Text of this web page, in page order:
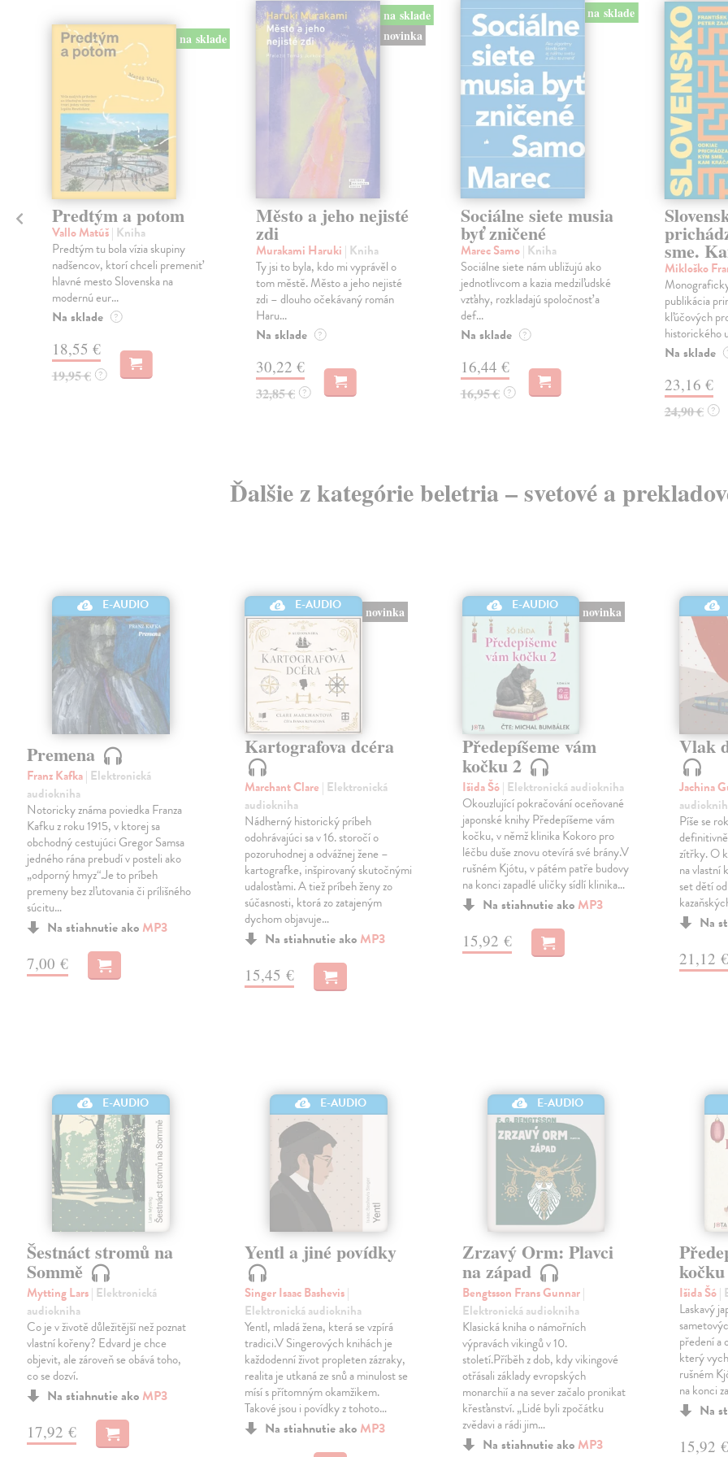
na sklade
Predtým a potom
Vallo Matúš| Kniha
Predtým tu bola vízia skupiny
nadšencov, ktorí chceli premeniť
hlavné mesto Slovenska na
modernú eur...
Na sklade ?
18,55 €
19,95 € ?
na sklade
novinka
Město a jeho nejisté
zdi
Murakami Haruki | Kniha
Ty jsi to byla, kdo mi vyprávěl o
tom městě. Město a jeho nejisté
zdi – dlouho očekávaný román
Haru...
Na sklade ?
30,22 €
32,85 € ?
na sklade
Sociálne siete musia
byť zničené
Marec Samo| Kniha
Sociálne siete nám ubližujú ako
jednotlivcom a kazia medziľudské
vzťahy, rozkladajú spoločnosť a
def...
Na sklade ?
16,44 €
16,95 € ?
sme.
Mikloško
publikácia
kľúčových
historického
Na sklade
23,16 €
24,90 € ?
Ďalšie z kategórie beletria – svetové a
E-AUDIO
Premena
Franz Kafka| Elektronická
audiokniha
Notoricky známa poviedka Franza
Kafku z roku 1915, v ktorej sa
obchodný cestujúci Gregor Samsa
jedného rána prebudí v posteli ako
„odporný hmyz“.Je to príbeh
premeny bez zľutovania či prílišného
súcitu…
Na stiahnutie ako MP3
7,00 €
E-AUDIO novinka
Kartografova dcéra
Marchant Clare | Elektronická
audiokniha
Nádherný historický príbeh
odohrávajúci sa v 16. storočí o
pozoruhodnej a odvážnej žene –
kartografke, inšpirovaný skutočnými
udalosťami. A tiež príbeh ženy zo
súčasnosti, ktorá zo zatajeným
dychom objavuje…
Na stiahnutie ako MP3
15,45 €
E-AUDIO novinka
Předepíšeme vám
kočku 2
Išida Šó| Elektronická audiokniha
Okouzlující pokračování oceňované
japonské knihy Předepíšeme vám
kočku, v němž klinika Kokoro pro
léčbu duše znovu otevírá své brány.V
rušném Kjótu, v pátém patře budovy
na konci zapadlé uličky sídlí klinika…
Na stiahnutie ako MP3
15,92 €
Vlak
Jachina
Píše se
zítřky. O
na vlastní
set dětí
Na
21,12 €
E-AUDIO
Šestnáct stromů na
Sommě
Mytting Lars| Elektronická
audiokniha
Co je v životě důležitější než poznat
vlastní kořeny? Edvard je chce
objevit, ale zároveň se obává toho,
co se dozví.
Na stiahnutie ako MP3
17,92 €
E-AUDIO
Yentl a jiné povídky
Singer Isaac Bashevis|
Elektronická audiokniha
Yentl, mladá žena, která se vzpírá
tradici.V Singerových knihách je
každodenní život propleten zázraky,
realita je utkaná ze snů a minulost se
mísí s přítomným okamžikem.
Takové jsou i povídky z tohoto…
Na stiahnutie ako MP3
E-AUDIO
Zrzavý Orm: Plavci
na západ
Bengtsson Frans Gunnar|
Elektronická audiokniha
Klasická kniha o námořních
výpravách vikingů v 10.
století.Příběh z dob, kdy vikingové
otřásali základy evropských
monarchií a na sever začalo pronikat
křesťanství. „Lidé byli zpočátku
zvědavi a rádi jim…
Na stiahnutie ako MP3
kočku
Išida Šó|
Laskavý
předení a
který
rušném
na konci
Na
15,92 €